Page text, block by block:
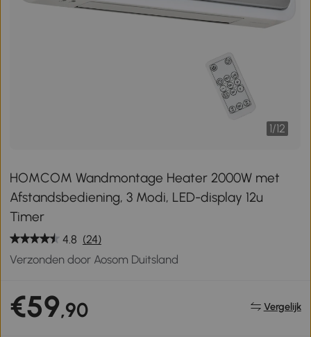
1/12
HOMCOM Wandmontage Heater 2000W met
Afstandsbediening, 3 Modi, LED-display 12u
Timer
4.8 (24)
Verzonden door Aosom Duitsland
€59,90 Vergelijk